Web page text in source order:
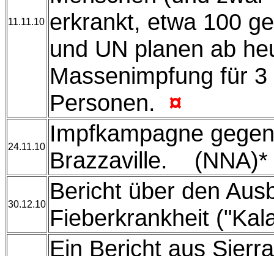
11.11.10 erkrankt, etwa 100
und UN planen ab
Massenimpfung für
Personen. ¤
24.11.10
Impfkampagne
Brazzaville. (NNA)*
30.12.10
Bericht über den
Fieberkrankheit
Ein Bericht aus